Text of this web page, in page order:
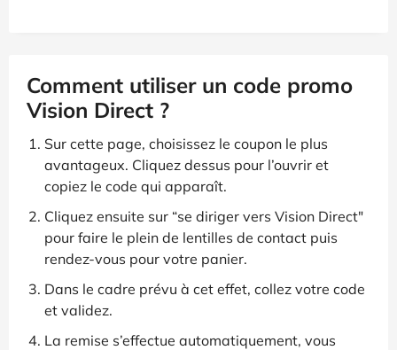
Comment utiliser un code promo
Vision Direct ?
Sur cette page, choisissez le coupon le plus
avantageux. Cliquez dessus pour l’ouvrir et
copiez le code qui apparaît.
Cliquez ensuite sur “se diriger vers Vision Direct"
pour faire le plein de lentilles de contact puis
rendez-vous pour votre panier.
Dans le cadre prévu à cet effet, collez votre code
et validez.
La remise s’effectue automatiquement, vous